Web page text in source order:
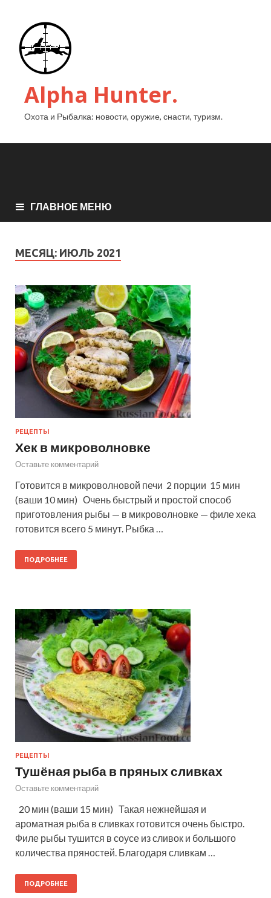
Alpha Hunter.
Охота и Рыбалка: новости, оружие, снасти, туризм.
ГЛАВНОЕ МЕНЮ
МЕСЯЦ: ИЮЛЬ 2021
РЕЦЕПТЫ
Хек в микроволновке
Оставьте комментарий
Готовится в микроволновой печи 2 порции 15 мин
(ваши 10 мин) Очень быстрый и простой способ
приготовления рыбы — в микроволновке — филе хека
готовится всего 5 минут. Рыбка …
ПОДРОБНЕЕ
РЕЦЕПТЫ
Тушёная рыба в пряных сливках
Оставьте комментарий
20 мин (ваши 15 мин) Такая нежнейшая и
ароматная рыба в сливках готовится очень быстро.
Филе рыбы тушится в соусе из сливок и большого
количества пряностей. Благодаря сливкам …
ПОДРОБНЕЕ